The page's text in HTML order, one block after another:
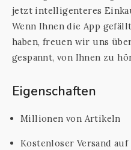
jetzt intelligenteres
Wenn Ihnen die App
haben, freuen wir uns
gespannt, von Ihnen zu
Eigenschaften
Millionen von Artikeln
Kostenloser Versand